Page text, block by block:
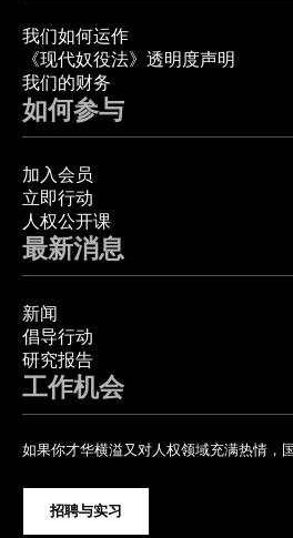
我们如何运作
《现代奴役法》透明度声明
我们的财务
如何参与
加入会员
立即行动
人权公开课
最新消息
新闻
倡导行动
研究报告
工作机会
如果你才华横溢又对人权领域充满热情，
招聘与实习